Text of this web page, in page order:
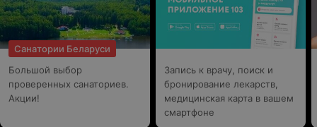
Санатории Беларуси
Большой выбор
проверенных санаториев.
Акции!
Запись к врачу, поиск и
бронирование лекарств,
медицинская карта в вашем
смартфоне